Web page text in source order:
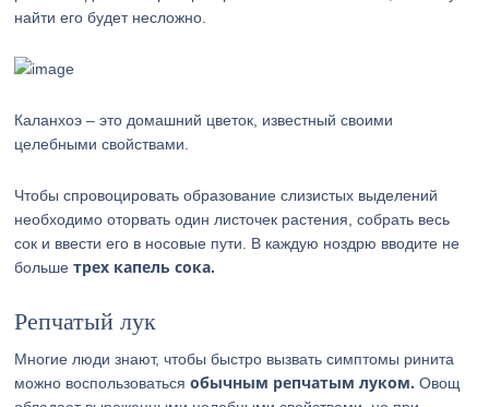
найти его будет несложно.
Каланхоэ – это домашний цветок, известный своими
целебными свойствами.
Чтобы спровоцировать образование слизистых выделений
необходимо оторвать один листочек растения, собрать весь
сок и ввести его в носовые пути. В каждую ноздрю вводите не
большетрех капель сока.
Репчатый лук
Многие люди знают, чтобы быстро вызвать симптомы ринита
можно воспользоватьсяобычным репчатым луком. Овощ